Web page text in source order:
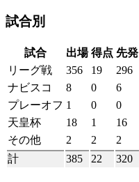
試合別
試合 出場 得点 先発
リーグ戦
356 19 296
ナビスコ
8 0 6
プレーオフ 1 0 0
天皇杯
18 1 16
その他
2 2 2
計
385 22 320